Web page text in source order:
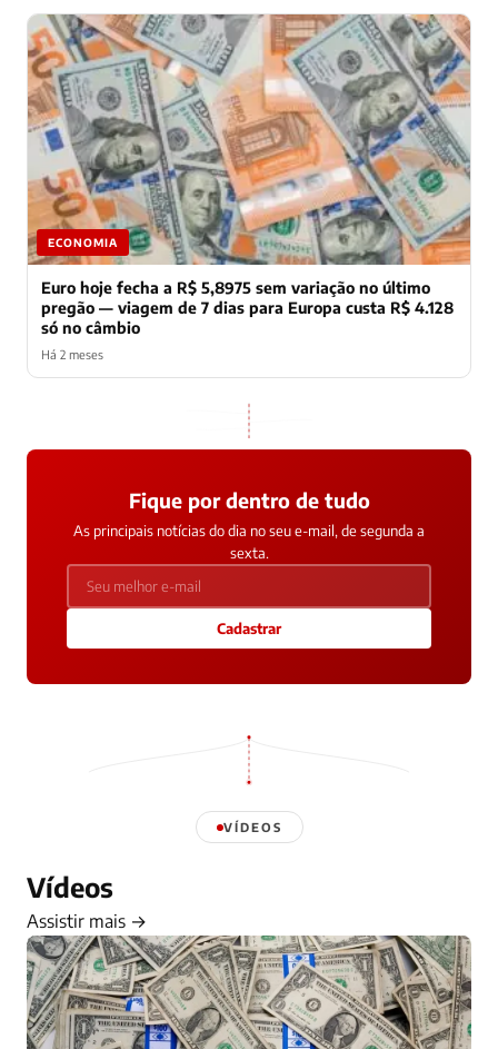
ECONOMIA
Euro hoje fecha a R$ 5,8975 sem variação no último
pregão — viagem de 7 dias para Europa custa R$ 4.128
só no câmbio
Há 2 meses
Fique por dentro de tudo
As principais notícias do dia no seu e-mail, de segunda a
sexta.
Cadastrar
VÍDEOS
Vídeos
Assistir mais →